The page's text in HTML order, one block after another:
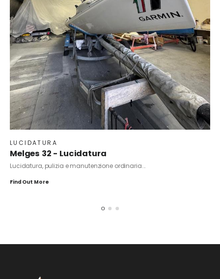
LUCIDATURA
Melges 32 - Lucidatura
Lucidatura, pulizia e manutenzione ordinaria...
Find Out More